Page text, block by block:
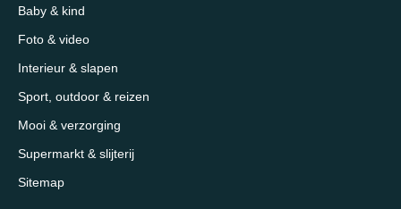
Baby & kind
Foto & video
Interieur & slapen
Sport, outdoor & reizen
Mooi & verzorging
Supermarkt & slijterij
Sitemap